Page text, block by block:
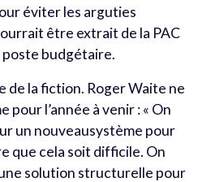
éviter les arguties
être extrait de la PAC
budgétaire.
de la fiction. Roger Waite ne
pour l’année à venir : « On
un nouveausystème pour
que cela soit difficile. On
solution structurelle pour